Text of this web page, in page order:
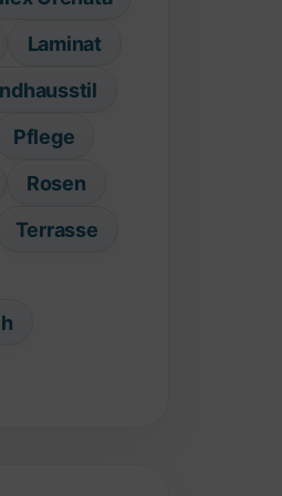
Laminat
Pflege
Rosen
Terrasse